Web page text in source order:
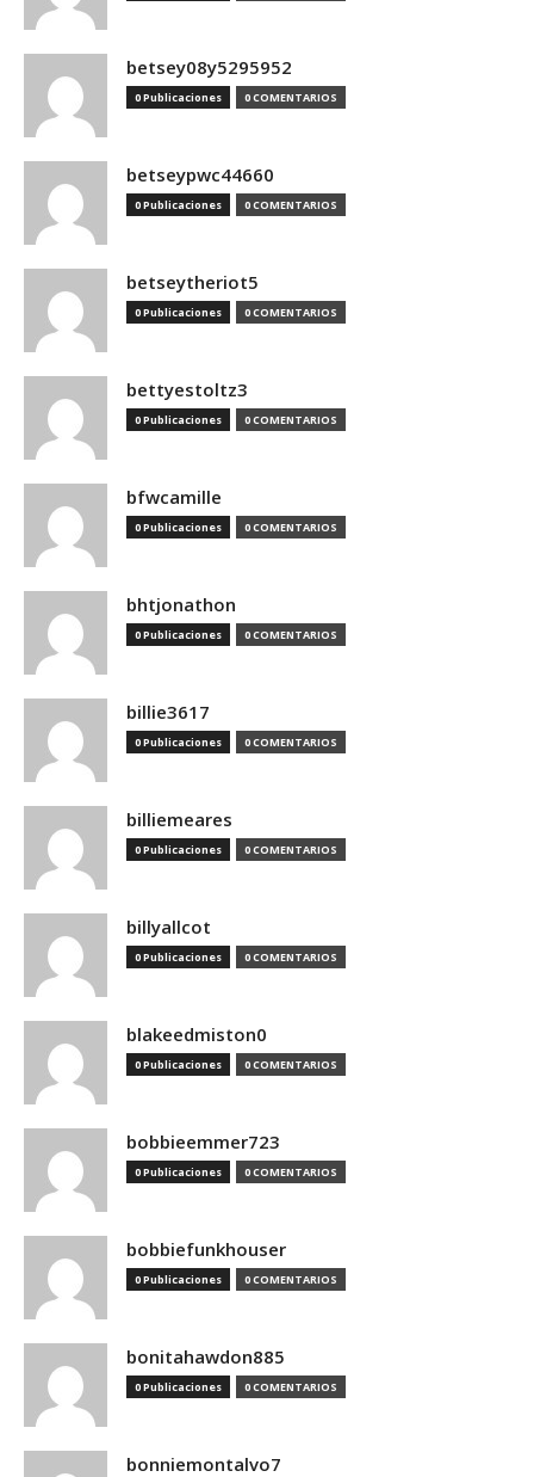
betsey08y5295952
0 Publicaciones 0 COMENTARIOS
betseypwc44660
0 Publicaciones 0 COMENTARIOS
betseytheriot5
0 Publicaciones 0 COMENTARIOS
bettyestoltz3
0 Publicaciones 0 COMENTARIOS
bfwcamille
0 Publicaciones 0 COMENTARIOS
bhtjonathon
0 Publicaciones 0 COMENTARIOS
billie3617
0 Publicaciones 0 COMENTARIOS
billiemeares
0 Publicaciones 0 COMENTARIOS
billyallcot
0 Publicaciones 0 COMENTARIOS
blakeedmiston0
0 Publicaciones 0 COMENTARIOS
bobbieemmer723
0 Publicaciones 0 COMENTARIOS
bobbiefunkhouser
0 Publicaciones 0 COMENTARIOS
bonitahawdon885
0 Publicaciones 0 COMENTARIOS
bonniemontalvo7